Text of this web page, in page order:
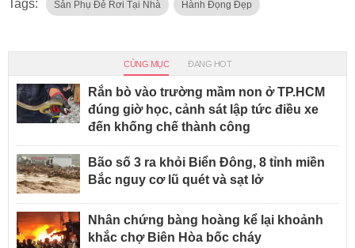
Tags: Sản Phụ Đẻ Rơi Tại Nhà Hành Đọng Đẹp
CÙNG MỤC ĐANG HOT
Rắn bò vào trường mầm non ở TP.HCM
đúng giờ học, cảnh sát lập tức điều xe
đến khống chế thành công
Bão số 3 ra khỏi Biển Đông, 8 tỉnh miền
Bắc nguy cơ lũ quét và sạt lở
Nhân chứng bàng hoàng kể lại khoảnh
khắc chợ Biên Hòa bốc cháy